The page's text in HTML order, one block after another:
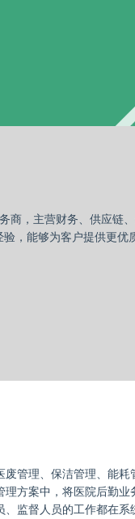
，主营财务、供应链
业管理经验，能够
管理、保洁管理、能
方案中，将医院后勤业
监督人员的工作都在